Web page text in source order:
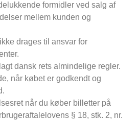
formidler ved salg af
mellem kunden og
drages til ansvar for
dansk rets almindelige regler.
når købet er godkendt og
når du køber billetter på
§ 18, stk. 2, nr.